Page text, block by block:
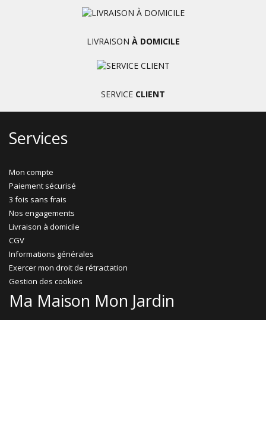
LIVRAISON À DOMICILE
SERVICE CLIENT
Services
Mon compte
Paiement sécurisé
3 fois sans frais
Nos engagements
Livraison à domicile
CGV
Informations générales
Exercer mon droit de rétractation
Gestion des cookies
Ma Maison Mon Jardin